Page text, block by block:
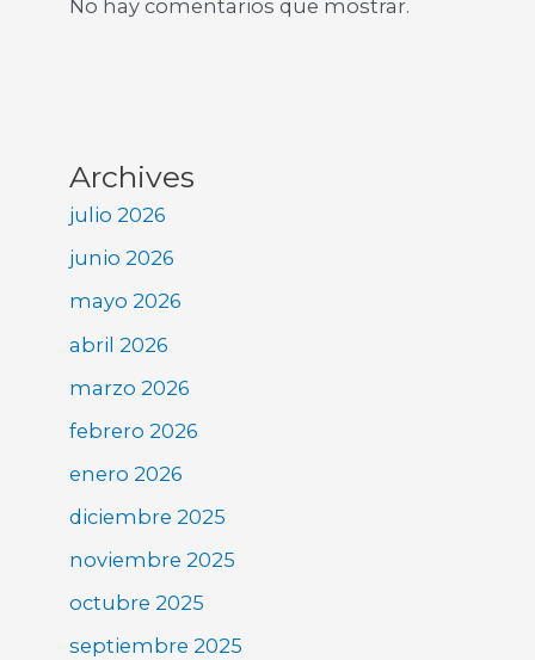
No hay comentarios que mostrar.
Archives
julio 2026
junio 2026
mayo 2026
abril 2026
marzo 2026
febrero 2026
enero 2026
diciembre 2025
noviembre 2025
octubre 2025
septiembre 2025